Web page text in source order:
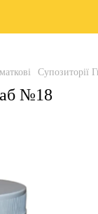
Супозиторії
№18